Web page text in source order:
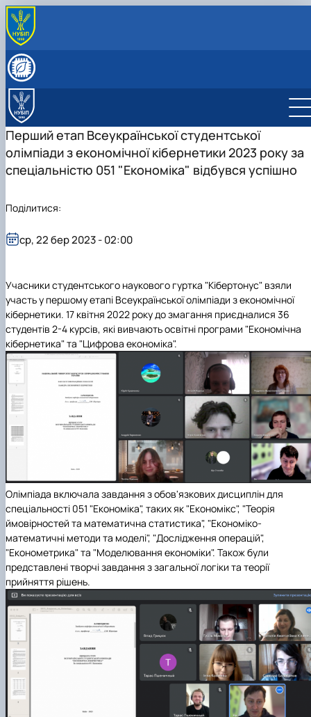
ПРО КАФЕДРУ
«Хто є хто» з кібернетиків в НУБіП України
Освітні програми
Освітні програми
Обговорення освітніх програм
НАУКОВА ДІЯЛЬНІСТЬ
Гурток Кібертонус
Аспірантура
Наукова робота студентів
МІЖНАРОДНА ДІЯЛЬНІСТЬ
НАШІ ОСВІТНІ ПРОГРАМИ
Освітня програма "Економічна кібернетика"
Освітня програма "Цифрова економіка"
АБІТУРІЄНТУ
Абітурієнту
Перший етап Всеукраїнської студентської
олімпіади з економічної кібернетики 2023 року за
спеціальністю 051 "Економіка" відбувся успішно
Учасники студентського наукового гуртка "Кібертонус" взяли
участь у першому етапі Всеукраїнської олімпіади з економічної
кібернетики. 17 квітня 2022 року до змагання приєдналися 36
студентів 2-4 курсів, які вивчають освітні програми "Економічна
кібернетика" та "Цифрова економіка".
Олімпіада включала завдання з обов'язкових дисциплін для
спеціальності 051 "Економіка", таких як "Економікс", "Теорія
ймовірностей та математична статистика", "Економіко-
математичні методи та моделі", "Дослідження операцій",
"Економетрика" та "Моделювання економіки". Також були
представлені творчі завдання з загальної логіки та теорії
прийняття рішень.
ср, 22 бер 2023 - 02:00
Поділитися: